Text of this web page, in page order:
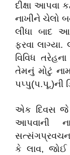
દીક્ષા
નાખીને ચેલો
લીધા બાદ આ
ફરવા લાગ્યા.
વિવિધ
તેમનું મોટું
પપ્પુ(પ.પૂ.)ની
એક દિવસ જે
આપવાની
સત્સંગપ્રવચન
કે લાવ, જોઈ